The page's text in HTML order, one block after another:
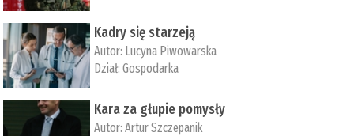
Kadry się starzeją
Autor: Lucyna Piwowarska
Dział:Gospodarka
Kara za głupie pomysły
Autor:Artur Szczepanik